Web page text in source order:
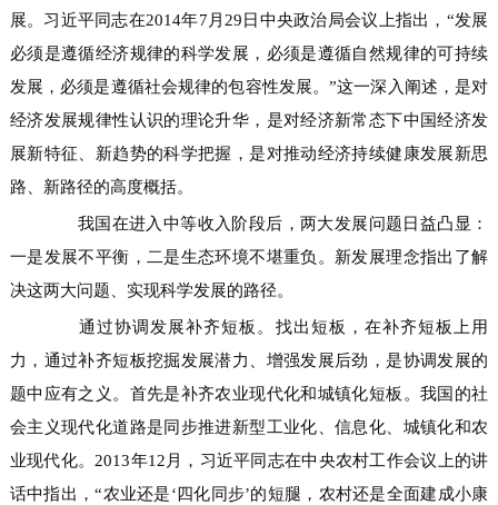
展。习近平同志在2014年7月29日中央政治局会议上指出，“发展
必须是遵循经济规律的科学发展，必须是遵循自然规律的可持续
发展，必须是遵循社会规律的包容性发展。”这一深入阐述，是对
经济发展规律性认识的理论升华，是对经济新常态下中国经济发
展新特征、新趋势的科学把握，是对推动经济持续健康发展新思
路、新路径的高度概括。
我国在进入中等收入阶段后，两大发展问题日益凸显：
一是发展不平衡，二是生态环境不堪重负。新发展理念指出了解
决这两大问题、实现科学发展的路径。
通过协调发展补齐短板。找出短板，在补齐短板上用
力，通过补齐短板挖掘发展潜力、增强发展后劲，是协调发展的
题中应有之义。首先是补齐农业现代化和城镇化短板。我国的社
会主义现代化道路是同步推进新型工业化、信息化、城镇化和农
业现代化。2013年12月，习近平同志在中央农村工作会议上的讲
话中指出，“农业还是‘四化同步’的短腿，农村还是全面建成小康